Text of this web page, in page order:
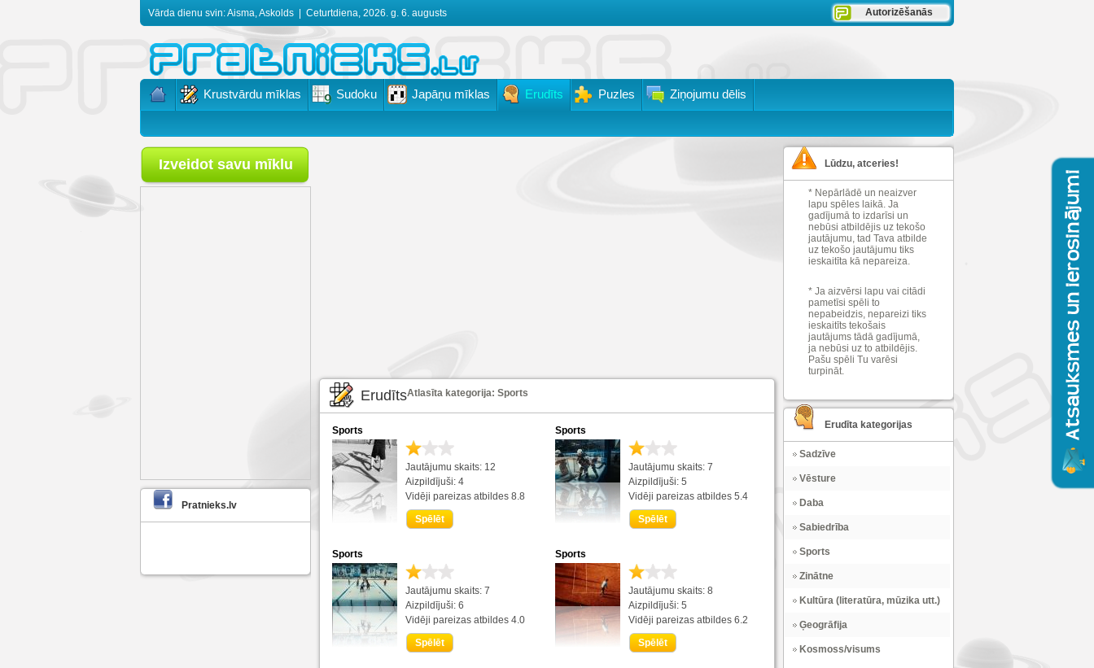
Vārda dienu svin: Aisma, Askolds Ceturtdiena, 2026. g. 6. augusts Autorizēšanās
Krustvārdu mīklas Sudoku Japāņu mīklas Erudīts Puzles Ziņojumu dēlis
Izveidot savu mīklu
Pratnieks.lv
ErudītsAtlasīta kategorija: Sports
Sports
Jautājumu skaits: 12
Aizpildījuši: 4
Vidēji pareizas atbildes 8.8
Spēlēt
Sports
Jautājumu skaits: 7
Aizpildījuši: 5
Vidēji pareizas atbildes 5.4
Spēlēt
Sports
Jautājumu skaits: 7
Aizpildījuši: 6
Vidēji pareizas atbildes 4.0
Spēlēt
Sports
Jautājumu skaits: 8
Aizpildījuši: 5
Vidēji pareizas atbildes 6.2
Spēlēt
Lūdzu, atceries!
* Nepārlādē un neaizver
lapu spēles laikā. Ja
gadījumā to izdarīsi un
nebūsi atbildējis uz tekošo
jautājumu, tad Tava atbilde
uz tekošo jautājumu tiks
ieskaitīta kā nepareiza.
* Ja aizvērsi lapu vai citādi
pametīsi spēli to
nepabeidzis, nepareizi tiks
ieskaitīts tekošais
jautājums tādā gadījumā,
ja nebūsi uz to atbildējis.
Pašu spēli Tu varēsi
turpināt.
Erudīta kategorijas
Sadzīve
Vēsture
Daba
Sabiedrība
Sports
Zinātne
Kultūra (literatūra, mūzika utt.)
Ģeogrāfija
Kosmoss/visums